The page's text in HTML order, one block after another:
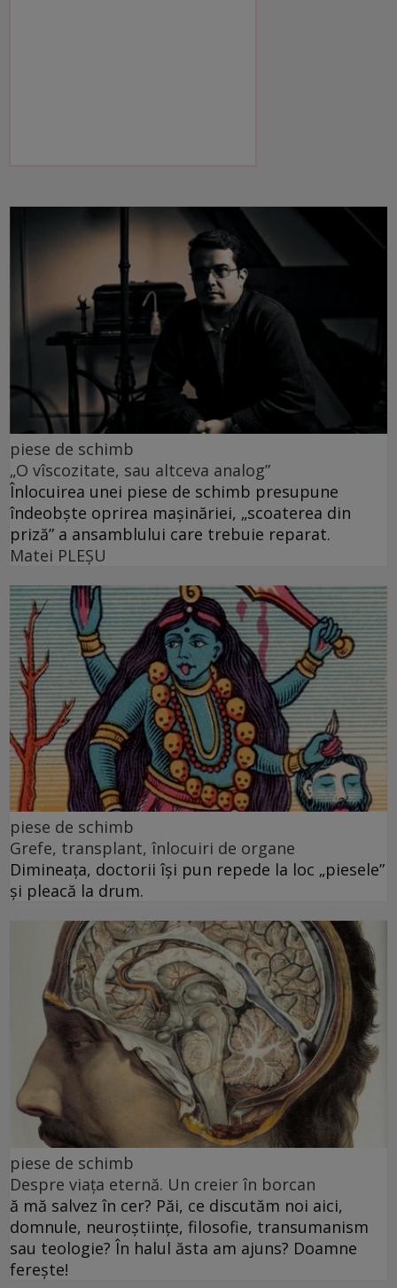
piese de schimb
„O vîscozitate, sau altceva analog”
Înlocuirea unei piese de schimb presupune
îndeobște oprirea mașinăriei, „scoaterea din
priză” a ansamblului care trebuie reparat.
Matei PLEŞU
piese de schimb
Grefe, transplant, înlocuiri de organe
Dimineața, doctorii își pun repede la loc „piesele”
și pleacă la drum.
piese de schimb
Despre viața eternă. Un creier în borcan
ă mă salvez în cer? Păi, ce discutăm noi aici,
domnule, neuroștiințe, filosofie, transumanism
sau teologie? În halul ăsta am ajuns? Doamne
ferește!